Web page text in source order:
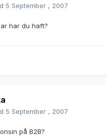
5 September , 2007
har du haft?
5 September , 2007
på B2B?